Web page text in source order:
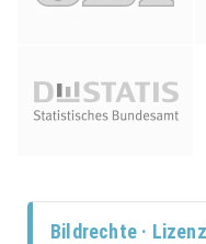
Bildrechte ·